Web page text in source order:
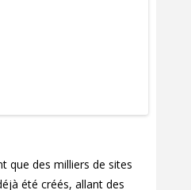
que des milliers de sites
été créés, allant des